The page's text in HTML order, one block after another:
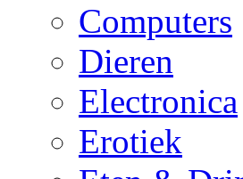
Computers
Dieren
Electronica
Erotiek